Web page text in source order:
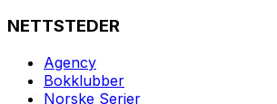
NETTSTEDER
Agency
Bokklubber
Norske Serier